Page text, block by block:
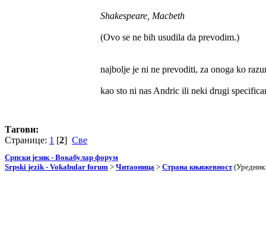
Shakespeare, Macbeth
(Ovo se ne bih usudila da prevodim.)
najbolje je ni ne prevoditi, za onoga ko
kao sto ni nas Andric ili neki drugi
Тагови:
Странице: 1 [2] Све
Српски језик - Вокабулар форум
Srpski jezik - Vokabular forum > Читаоница > Страна књижевност